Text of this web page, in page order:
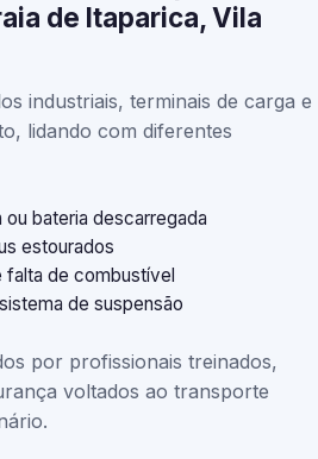
de Itaparica, Vila
industriais, terminais de carga e
lidando com diferentes
bateria descarregada
estourados
falta de combustível
de suspensão
por profissionais treinados,
voltados ao transporte